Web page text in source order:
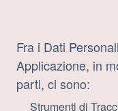
Fra i Dati
Applicazione, in
parti, ci sono:
Strumenti di